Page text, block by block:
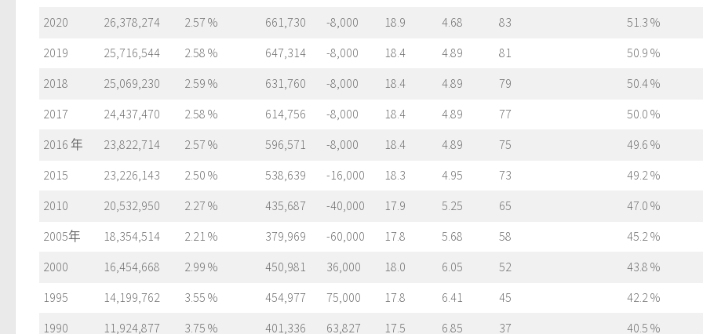
2020 26,378,274 2.57 % 661,730 -8,000 18.9 4.68 83 51.3 %
2019 25,716,544 2.58 % 647,314 -8,000 18.4 4.89 81 50.9 %
2018 25,069,230 2.59 % 631,760 -8,000 18.4 4.89 79 50.4 %
2017 24,437,470 2.58 % 614,756 -8,000 18.4 4.89 77 50.0 %
2016 年 23,822,714 2.57 % 596,571 -8,000 18.4 4.89 75 49.6 %
2015 23,226,143 2.50 % 538,639 -16,000 18.3 4.95 73 49.2 %
2010 20,532,950 2.27 % 435,687 -40,000 17.9 5.25 65 47.0 %
2005年 18,354,514 2.21 % 379,969 -60,000 17.8 5.68 58 45.2 %
2000 16,454,668 2.99 % 450,981 36,000 18.0 6.05 52 43.8 %
1995 14,199,762 3.55 % 454,977 75,000 17.8 6.41 45 42.2 %
1990 11,924,877 3.75 % 401,336 63,827 17.5 6.85 37 40.5 %